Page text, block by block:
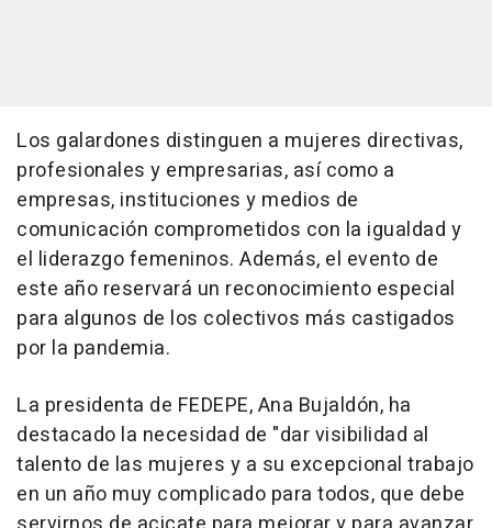
Los galardones distinguen a mujeres directivas,
profesionales y empresarias, así como a
empresas, instituciones y medios de
comunicación comprometidos con la igualdad y
el liderazgo femeninos. Además, el evento de
este año reservará un reconocimiento especial
para algunos de los colectivos más castigados
por la pandemia.
La presidenta de FEDEPE, Ana Bujaldón, ha
destacado la necesidad de "dar visibilidad al
talento de las mujeres y a su excepcional trabajo
en un año muy complicado para todos, que debe